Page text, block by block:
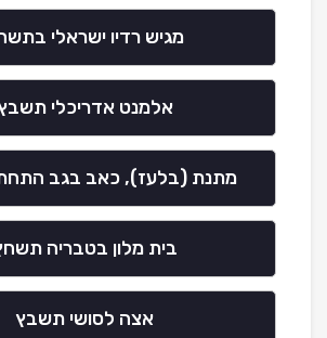
מגיש רדיו ישראלי
אלמנט אדריכלי
מתנת (בלעז), כאב בגב
בית מלון בטבריה
אצה לסושי תשבץ